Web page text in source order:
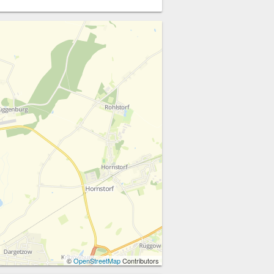
©OpenStreetMapContributors